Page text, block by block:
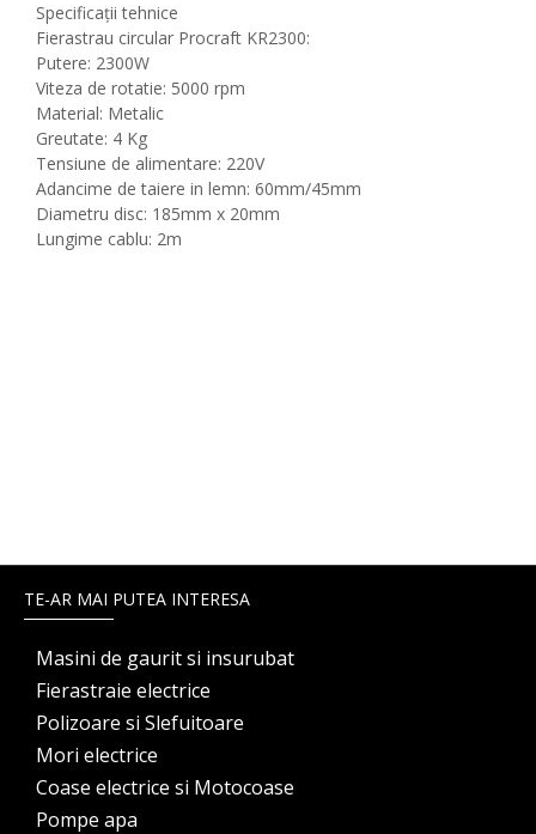
Specificații tehnice
Fierastrau circular Procraft KR2300:
Putere: 2300W
Viteza de rotatie: 5000 rpm
Material: Metalic
Greutate: 4 Kg
Tensiune de alimentare: 220V
Adancime de taiere in lemn: 60mm/45mm
Diametru disc: 185mm x 20mm
Lungime cablu: 2m
TE-AR MAI PUTEA INTERESA
Masini de gaurit si insurubat
Fierastraie electrice
Polizoare si Slefuitoare
Mori electrice
Coase electrice si Motocoase
Pompe apa